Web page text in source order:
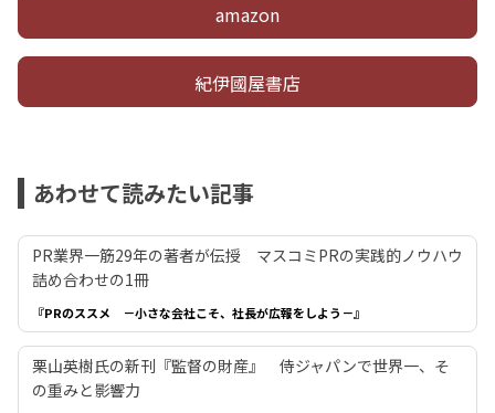
amazon
紀伊國屋書店
あわせて読みたい記事
PR業界一筋29年の著者が伝授 マスコミPRの実践的ノウハウ
詰め合わせの1冊
『PRのススメ －小さな会社こそ、社長が広報をしよう－』
栗山英樹氏の新刊『監督の財産』 侍ジャパンで世界一、そ
の重みと影響力